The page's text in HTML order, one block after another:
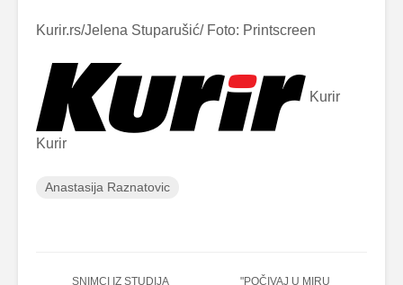
Kurir.rs/Jelena Stuparušić/ Foto: Printscreen
Kurir
Kurir
Anastasija Raznatovic
SNIMCI IZ STUDIJA
"POČIVAJ U MIRU